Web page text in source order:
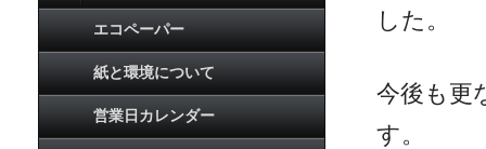
した。
今後も更
す。
エコペーパー
紙と環境について
営業日カレンダー